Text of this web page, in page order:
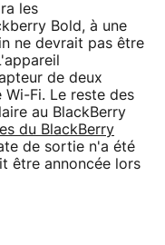
les
Bold, à une
ne devrait pas être
de deux
Fi. Le reste des
au BlackBerry
du BlackBerry
de sortie n'a été
être annoncée lors